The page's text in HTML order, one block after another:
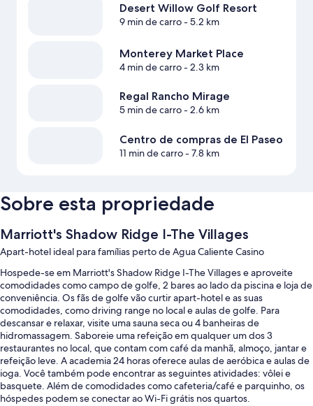
Desert Willow Golf Resort
9 min de carro- 5.2 km
Monterey Market Place
4 min de carro- 2.3 km
Regal Rancho Mirage
5 min de carro- 2.6 km
Centro de compras de El Paseo
11 min de carro- 7.8 km
Sobre esta propriedade
Marriott's Shadow Ridge I-The Villages
Apart-hotel ideal para famílias perto de Agua Caliente Casino
Hospede-se em Marriott's Shadow Ridge I-The Villages e aproveite
comodidades como campo de golfe, 2 bares ao lado da piscina e loja de
conveniência. Os fãs de golfe vão curtir apart-hotel e as suas
comodidades, como driving range no local e aulas de golfe. Para
descansar e relaxar, visite uma sauna seca ou 4 banheiras de
hidromassagem. Saboreie uma refeição em qualquer um dos 3
restaurantes no local, que contam com café da manhã, almoço, jantar e
refeição leve. A academia 24 horas oferece aulas de aeróbica e aulas de
ioga. Você também pode encontrar as seguintes atividades: vôlei e
basquete. Além de comodidades como cafeteria/café e parquinho, os
hóspedes podem se conectar ao Wi-Fi grátis nos quartos.